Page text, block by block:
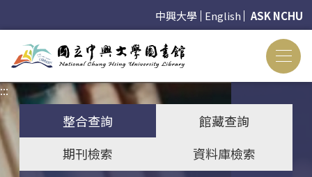
中興大學 English ASK NCHU
:::
整合查詢
館藏查詢
期刊檢索
資料庫檢索